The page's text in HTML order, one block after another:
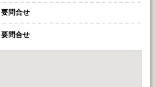
要問合せ
要問合せ